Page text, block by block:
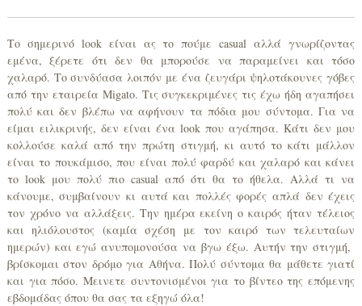
Το σημερινό look είναι ας το πούμε casual αλλά γνωρίζοντας
εμένα, ξέρετε ότι δεν θα μπορούσε να παραμείνει και τόσο
χαλαρό. Το συνδύασα λοιπόν με ένα ζευγάρι ψηλοτάκουνες γόβες
από την εταιρεία Migato. Τις συγκεκριμένες τις έχω ήδη αγαπήσει
πολύ και δεν βλέπω να αφήνουν τα πόδια μου σύντομα. Για να
είμαι ειλικρινής, δεν είναι ένα look που αγάπησα. Κάτι δεν μου
κολλούσε καλά από την πρώτη στιγμή, κι αυτό το κάτι μάλλον
είναι το πουκάμισο, που είναι πολύ φαρδύ και χαλαρό και κάνει
το look μου πολύ πιο casual από ότι θα το ήθελα. Αλλά τι να
κάνουμε, συμβαίνουν κι αυτά και πολλές φορές απλά δεν έχεις
τον χρόνο να αλλάξεις. Την ημέρα εκείνη ο καιρός ήταν τέλειος
και ηλιόλουστος (καμία σχέση με τον καιρό των τελευταίων
ημερών) και εγώ ανυπομονούσα να βγω έξω. Αυτήν την στιγμή,
βρίσκομαι στον δρόμο για Αθήνα. Πολύ σύντομα θα μάθετε γιατί
και για πόσο. Μεινετε συντονισμένοι για το βίντεο της επόμενης
εβδομάδας όπου θα σας τα εξηγώ όλα!